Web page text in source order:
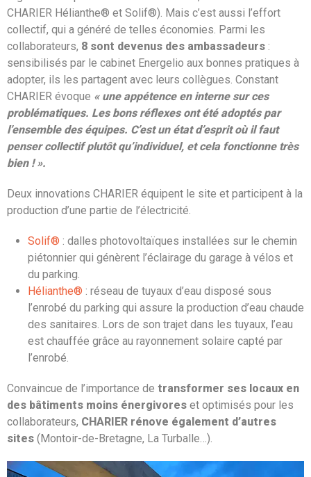
CHARIER Hélianthe® et Solif®). Mais c’est aussi l’effort
collectif, qui a généré de telles économies. Parmi les
collaborateurs, 8 sont devenus des ambassadeurs :
sensibilisés par le cabinet Energelio aux bonnes pratiques à
adopter, ils les partagent avec leurs collègues. Constant
CHARIER évoque « une appétence en interne sur ces
problématiques. Les bons réflexes ont été adoptés par
l’ensemble des équipes. C’est un état d’esprit où il faut
penser collectif plutôt qu’individuel, et cela fonctionne très
bien ! ».
Deux innovations CHARIER équipent le site et participent à la
production d’une partie de l’électricité.
Solif® : dalles photovoltaïques installées sur le chemin
piétonnier qui génèrent l’éclairage du garage à vélos et
du parking.
Hélianthe® : réseau de tuyaux d’eau disposé sous
l’enrobé du parking qui assure la production d’eau chaude
des sanitaires. Lors de son trajet dans les tuyaux, l’eau
est chauffée grâce au rayonnement solaire capté par
l’enrobé.
Convaincue de l’importance de transformer ses locaux en
des bâtiments moins énergivores et optimisés pour les
collaborateurs, CHARIER rénove également d’autres
sites (Montoir-de-Bretagne, La Turballe…).